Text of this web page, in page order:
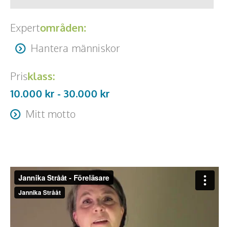
Expertområden:
Hantera människor
Prisklass:
10.000 kr - 30.000 kr
Mitt motto